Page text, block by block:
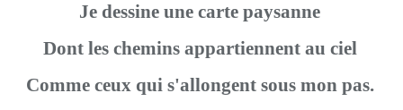
Je dessine une carte paysanne
Dont les chemins appartiennent au ciel
Comme ceux qui s'allongent sous mon pas.